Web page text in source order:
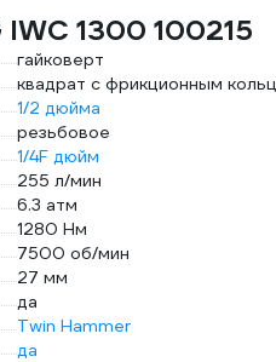
IWC 1300 100215
гайковерт
квадрат с фрикционным
1/2 дюйма
резьбовое
1/4F дюйм
255 л/мин
6.3 атм
1280 Нм
7500 об/мин
27 мм
да
Twin Hammer
да